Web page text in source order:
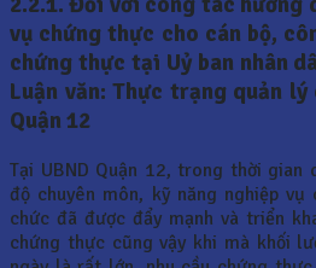
vụ chứng thực cho cán bộ,
chứng thực tại Uỷ ban nhân
Luận văn: Thực trạng quản
Quận 12
Tại UBND Quận 12, trong thời gian
độ chuyên môn, kỹ năng nghiệp
chức đã được đẩy mạnh và triển
chứng thực cũng vậy khi mà khối